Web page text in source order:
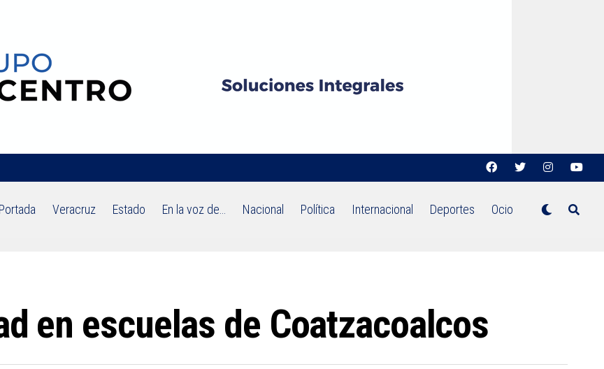
Portada Veracruz Estado En la voz de… Nacional Política Internacional Deportes Ocio
en escuelas de Coatzacoalcos